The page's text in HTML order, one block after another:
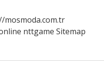
mosmoda.com.tr
nttgame Sitemap